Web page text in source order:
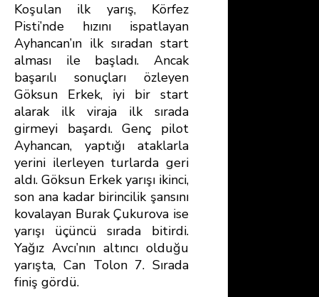
Koşulan ilk yarış, Körfez
Pisti’nde hızını ispatlayan
Ayhancan’ın ilk sıradan start
alması ile başladı. Ancak
başarılı sonuçları özleyen
Göksun Erkek, iyi bir start
alarak ilk viraja ilk sırada
girmeyi başardı. Genç pilot
Ayhancan, yaptığı ataklarla
yerini ilerleyen turlarda geri
aldı. Göksun Erkek yarışı ikinci,
son ana kadar birincilik şansını
kovalayan Burak Çukurova ise
yarışı üçüncü sırada bitirdi.
Yağız Avcı’nın altıncı olduğu
yarışta, Can Tolon 7. Sırada
finiş gördü.